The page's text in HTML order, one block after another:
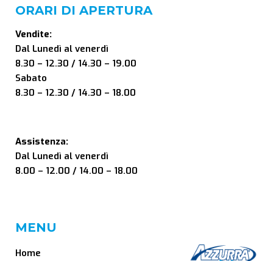
ORARI DI APERTURA
Vendite:
Dal Lunedì al venerdì
8.30 – 12.30 / 14.30 – 19.00
Sabato
8.30 – 12.30 / 14.30 – 18.00
Assistenza:
Dal Lunedì al venerdì
8.00 – 12.00 / 14.00 – 18.00
MENU
Home